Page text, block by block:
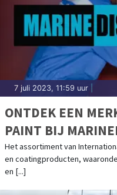
7 juli 2023, 11:59 uur
ONTDEK EEN
PAINT BIJ
Het assortiment van
en coatingproducten,
en [...]